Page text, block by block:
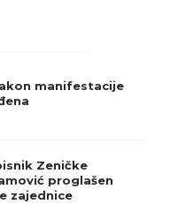
manifestacije
Zeničke
proglašen
zajednice